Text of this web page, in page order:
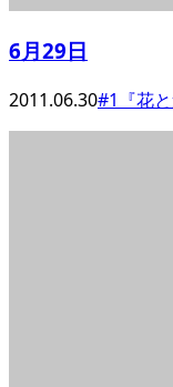
6月29日
2011.06.30#1『花と